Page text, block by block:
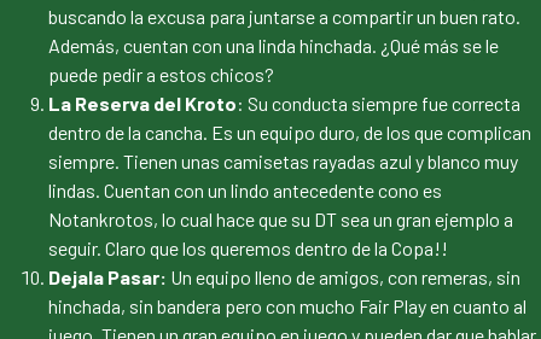
buscando la excusa para juntarse a compartir un buen rato.
Además, cuentan con una linda hinchada. ¿Qué más se le
puede pedir a estos chicos?
La Reserva del Kroto: Su conducta siempre fue correcta
dentro de la cancha. Es un equipo duro, de los que complican
siempre. Tienen unas camisetas rayadas azul y blanco muy
lindas. Cuentan con un lindo antecedente cono es
Notankrotos, lo cual hace que su DT sea un gran ejemplo a
seguir. Claro que los queremos dentro de la Copa!!
Dejala Pasar: Un equipo lleno de amigos, con remeras, sin
hinchada, sin bandera pero con mucho Fair Play en cuanto al